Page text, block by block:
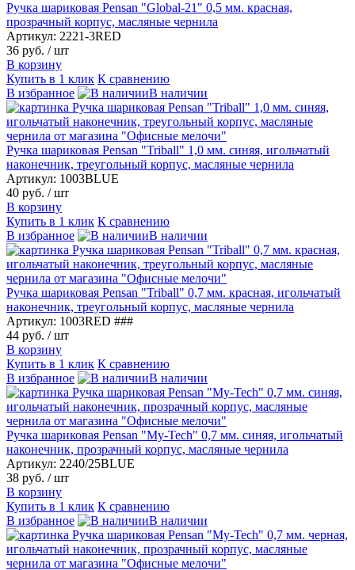
Ручка шариковая Pensan "Global-21" 0,5 мм. красная,
прозрачный корпус, масляные чернила
Артикул: 2221-3RED
36 руб. / шт
В корзину
Купить в 1 клик К сравнению
В избранное
В наличии
Ручка шариковая Pensan "Triball" 1,0 мм. синяя, игольчатый
наконечник, треугольный корпус, масляные чернила
Артикул: 1003BLUE
40 руб. / шт
В корзину
Купить в 1 клик К сравнению
В избранное
В наличии
Ручка шариковая Pensan "Triball" 0,7 мм. красная, игольчатый
наконечник, треугольный корпус, масляные чернила
Артикул: 1003RED ###
44 руб. / шт
В корзину
Купить в 1 клик К сравнению
В избранное
В наличии
Ручка шариковая Pensan "My-Tech" 0,7 мм. синяя, игольчатый
наконечник, прозрачный корпус, масляные чернила
Артикул: 2240/25BLUE
38 руб. / шт
В корзину
Купить в 1 клик К сравнению
В избранное
В наличии